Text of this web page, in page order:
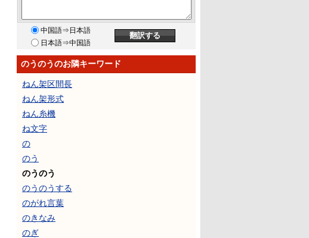
中国語⇒日本語
日本語⇒中国語
のうのうのお隣キーワード
ねん架区間長
ねん架形式
ねん糸機
ね文字
の
のう
のうのう
のうのうする
のがれ言葉
のきなみ
のぎ